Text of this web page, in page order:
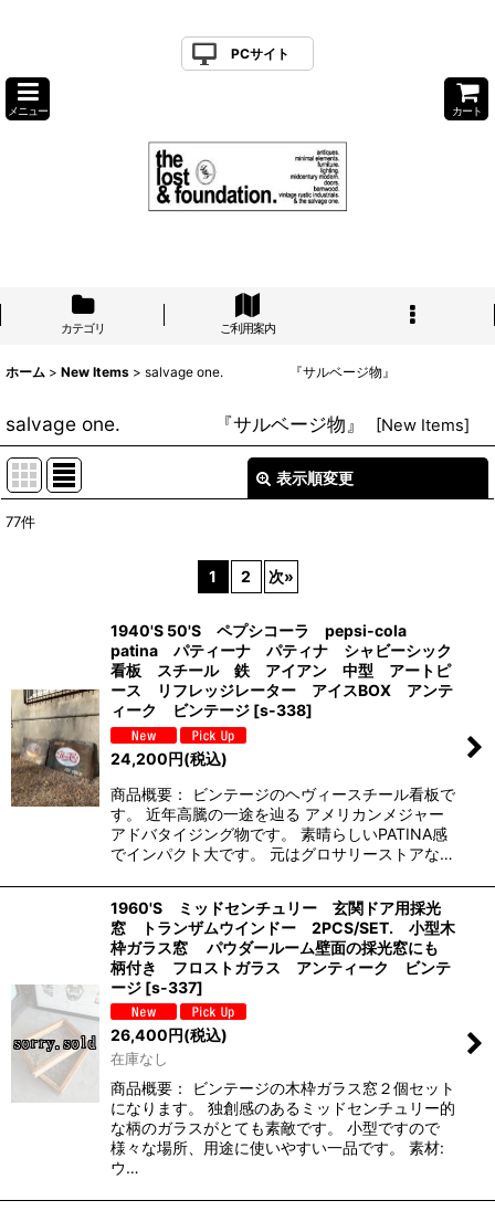
PCサイト
メニュー カート
カテゴリ ご利用案内
ホーム > New Items > salvage one. 『サルベージ物』
salvage one. 『サルベージ物』 [New Items]
表示順変更
絞り込む
77件
1 2 次»
1940'S 50'S ペプシコーラ pepsi-cola
patina パティーナ パティナ シャビーシック
看板 スチール 鉄 アイアン 中型 アートピ
ース リフレッジレーター アイスBOX アンテ
ィーク ビンテージ [s-338]
24,200円(税込)
商品概要： ビンテージのヘヴィースチール看板で
す。 近年高騰の一途を辿る アメリカンメジャー
アドバタイジング物です。 素晴らしいPATINA感
でインパクト大です。 元はグロサリーストアな…
1960'S ミッドセンチュリー 玄関ドア用採光
窓 トランザムウインドー 2PCS/SET. 小型木
枠ガラス窓 パウダールーム壁面の採光窓にも
柄付き フロストガラス アンティーク ビンテ
ージ [s-337]
26,400円(税込)
在庫なし
商品概要： ビンテージの木枠ガラス窓２個セット
になります。 独創感のあるミッドセンチュリー的
な柄のガラスがとても素敵です。 小型ですので
様々な場所、用途に使いやすい一品です。 素材:
ウ…